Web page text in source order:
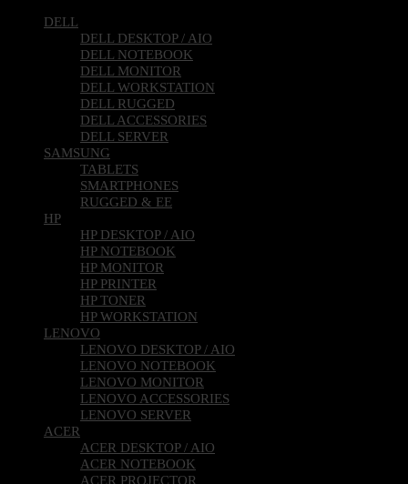
DELL
DELL DESKTOP / AIO
DELL NOTEBOOK
DELL MONITOR
DELL WORKSTATION
DELL RUGGED
DELL ACCESSORIES
DELL SERVER
SAMSUNG
TABLETS
SMARTPHONES
RUGGED & EE
HP
HP DESKTOP / AIO
HP NOTEBOOK
HP MONITOR
HP PRINTER
HP TONER
HP WORKSTATION
LENOVO
LENOVO DESKTOP / AIO
LENOVO NOTEBOOK
LENOVO MONITOR
LENOVO ACCESSORIES
LENOVO SERVER
ACER
ACER DESKTOP / AIO
ACER NOTEBOOK
ACER PROJECTOR